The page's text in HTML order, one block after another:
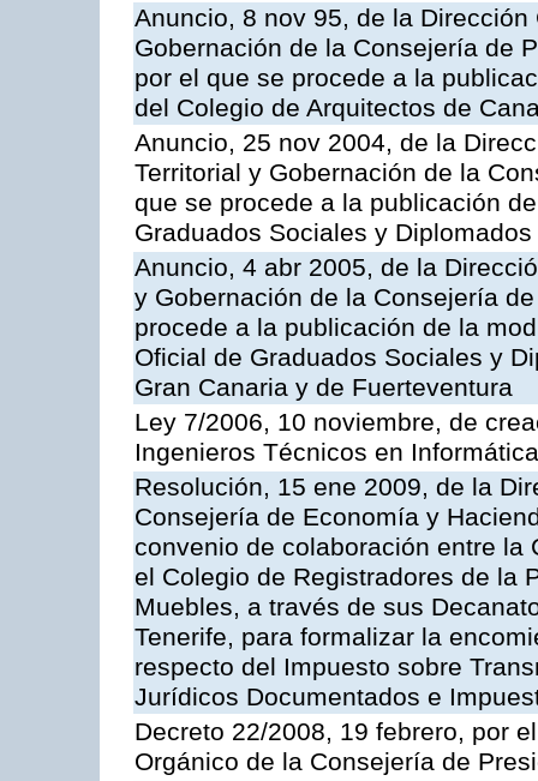
Anuncio, 8 nov 95, de la
Gobernación de la Consejería de
por el que se procede a la
del Colegio de Arquitectos de
Anuncio, 25 nov 2004, de la
Territorial y Gobernación de la
que se procede a la publicación
Graduados Sociales y
Anuncio, 4 abr 2005, de la
y Gobernación de la Consejería
procede a la publicación de la
Oficial de Graduados Sociales y
Gran Canaria y de Fuerteventura
Ley 7/2006, 10 noviembre, de
Ingenieros Técnicos en
Resolución, 15 ene 2009, de la
Consejería de Economía y
convenio de colaboración entre
el Colegio de Registradores de la
Muebles, a través de sus
Tenerife, para formalizar la
respecto del Impuesto sobre
Jurídicos Documentados e
Decreto 22/2008, 19 febrero, por
Orgánico de la Consejería de